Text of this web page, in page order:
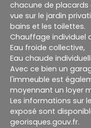
chacune de
vue sur le jardin
bains et les toilettes.
Chauffage individuel
Eau froide collective,
Eau chaude
Avec ce bien un
l'immeuble est
moyennant un loyer
Les informations sur
exposé sont
georisques.gouv.fr.